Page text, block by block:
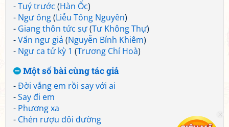
-Tuý trước (Hàn Ốc)
- Ngư ông(Liễu Tông Nguyên)
- Giang thôn tức sự(Tư Không Thự)
-Vấn ngư giả (Nguyễn Bỉnh Khiêm)
- Ngư ca tử kỳ 1 (Trương Chí Hoà)
Một số bài cùng tác giả
-Đời vắng em rồi say với ai
-Say đi em
- Phương xa
- Chén rượu đôi đường